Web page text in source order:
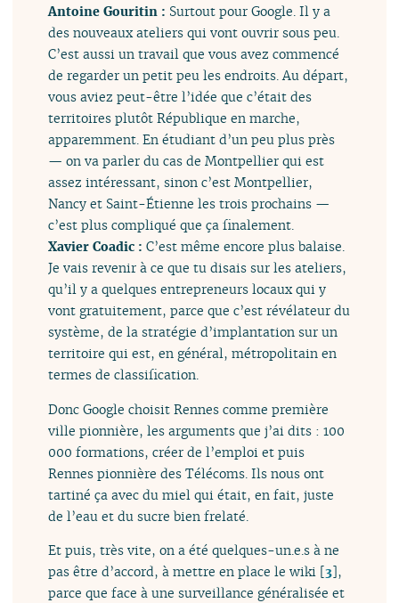
Antoine Gouritin : Surtout pour Google. Il y a
des nouveaux ateliers qui vont ouvrir sous peu.
C’est aussi un travail que vous avez commencé
de regarder un petit peu les endroits. Au départ,
vous aviez peut-être l’idée que c’était des
territoires plutôt République en marche,
apparemment. En étudiant d’un peu plus près
— on va parler du cas de Montpellier qui est
assez intéressant, sinon c’est Montpellier,
Nancy et Saint-Étienne les trois prochains —
c’est plus compliqué que ça finalement.
Xavier Coadic :C’est même encore plus balaise.
Je vais revenir à ce que tu disais sur les ateliers,
qu’il y a quelques entrepreneurs locaux qui y
vont gratuitement, parce que c’est révélateur du
système, de la stratégie d’implantation sur un
territoire qui est, en général, métropolitain en
termes de classification.
Donc Google choisit Rennes comme première
ville pionnière, les arguments que j’ai dits : 100
000 formations, créer de l’emploi et puis
Rennes pionnière des Télécoms. Ils nous ont
tartiné ça avec du miel qui était, en fait, juste
de l’eau et du sucre bien frelaté.
Et puis, très vite, on a été quelques-un.e.s à ne
pas être d’accord, à mettre en place le wiki [3],
parce que face à une surveillance généralisée et